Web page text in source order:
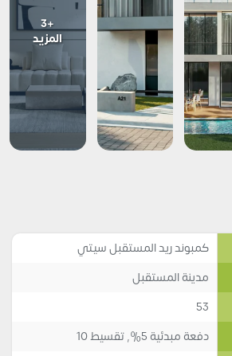
+3
المزيد
كمبوند ريد المستقبل سيتي
مدينة المستقبل
53
دفعة مبدئية 5%, تقسيط 10